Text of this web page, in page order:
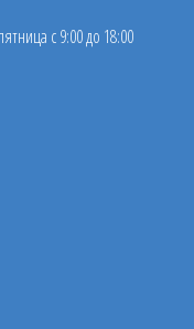
с 9:00 до 18:00